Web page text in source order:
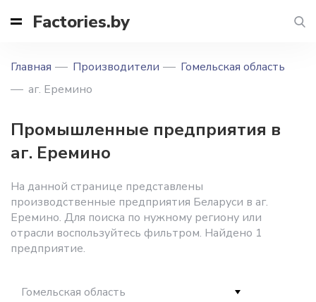
Factories.by
Главная Производители
Гомельская область
аг. Еремино
Промышленные предприятия в
аг. Еремино
На данной странице представлены
производственные предприятия Беларуси в аг.
Еремино. Для поиска по нужному региону или
отрасли воспользуйтесь фильтром. Найдено 1
предприятие.
Гомельская область